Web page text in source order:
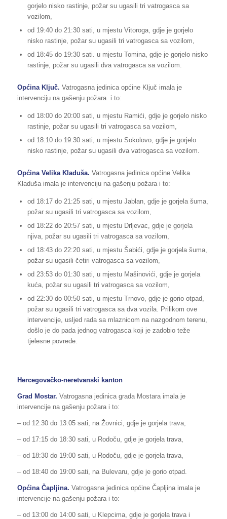
gorjelo nisko rastinje, požar su ugasili tri vatrogasca sa
vozilom,
od 19:40 do 21:30 sati, u mjestu Vitoroga, gdje je gorjelo
nisko rastinje, požar su ugasili tri vatrogasca sa vozilom,
od 18:45 do 19:30 sati. u mjestu Tomina, gdje je gorjelo nisko
rastinje, požar su ugasili dva vatrogasca sa vozilom.
Općina Ključ. Vatrogasna jedinica općine Ključ imala je
intervenciju na gašenju požara i to:
od 18:00 do 20:00 sati, u mjestu Ramići, gdje je gorjelo nisko
rastinje, požar su ugasili tri vatrogasca sa vozilom,
od 18:10 do 19:30 sati, u mjestu Sokolovo, gdje je gorjelo
nisko rastinje, požar su ugasili dva vatrogasca sa vozilom.
Općina Velika Kladuša. Vatrogasna jedinica općine Velika
Kladuša imala je intervenciju na gašenju požara i to:
od 18:17 do 21:25 sati, u mjestu Jablan, gdje je gorjela šuma,
požar su ugasili tri vatrogasca sa vozilom,
od 18:22 do 20:57 sati, u mjestu Drljevac, gdje je gorjela
njiva, požar su ugasili tri vatrogasca sa vozilom,
od 18:43 do 22:20 sati, u mjestu Šabići, gdje je gorjela šuma,
požar su ugasili četiri vatrogasca sa vozilom,
od 23:53 do 01:30 sati, u mjestu Mašinovići, gdje je gorjela
kuća, požar su ugasili tri vatrogasca sa vozilom,
od 22:30 do 00:50 sati, u mjestu Trnovo, gdje je gorio otpad,
požar su ugasili tri vatrogasca sa dva vozila. Prilikom ove
intervencije, usljed rada sa mlaznicom na nazgodnom terenu,
došlo je do pada jednog vatrogasca koji je zadobio teže
tjelesne povrede.
Hercegovačko-neretvanski kanton
Grad Mostar. Vatrogasna jedinica grada Mostara imala je
intervencije na gašenju požara i to:
– od 12:30 do 13:05 sati, na Žovnici, gdje je gorjela trava,
– od 17:15 do 18:30 sati, u Rodoču, gdje je gorjela trava,
– od 18:30 do 19:00 sati, u Rodoču, gdje je gorjela trava,
– od 18:40 do 19:00 sati, na Bulevaru, gdje je gorio otpad.
Općina Čapljina. Vatrogasna jedinica općine Čapljina imala je
intervencije na gašenju požara i to:
– od 13:00 do 14:00 sati, u Klepcima, gdje je gorjela trava i